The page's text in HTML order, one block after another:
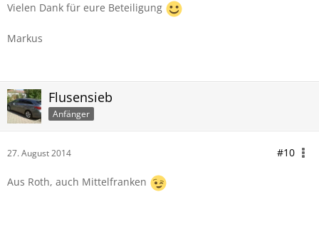
Vielen Dank für eure Beteiligung
Markus
Flusensieb
Anfänger
27. August 2014 #10
Aus Roth, auch Mittelfranken